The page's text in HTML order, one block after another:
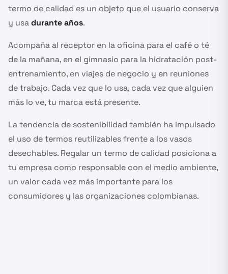
termo de calidad es un objeto que el usuario conserva
y usadurante años.
Acompaña al receptor en la oficina para el café o té
de la mañana, en el gimnasio para la hidratación post-
entrenamiento, en viajes de negocio y en reuniones
de trabajo. Cada vez que lo usa, cada vez que alguien
más lo ve, tu marca está presente.
La tendencia de sostenibilidad también ha impulsado
el uso de termos reutilizables frente a los vasos
desechables. Regalar un termo de calidad posiciona a
tu empresa como responsable con el medio ambiente,
un valor cada vez más importante para los
consumidores y las organizaciones colombianas.